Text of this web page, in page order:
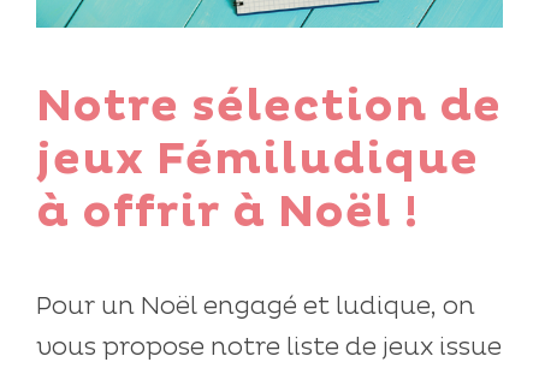
Notre sélection de
jeux Fémiludique
à offrir à Noël !
Pour un Noël engagé et ludique, on
vous propose notre liste de jeux issue